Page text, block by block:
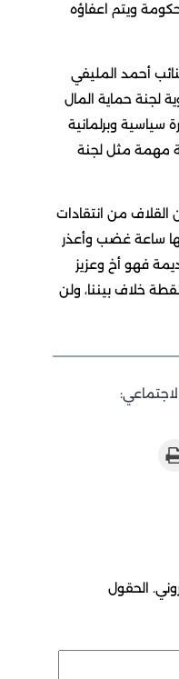
ويتم اعفاؤه
أحمد المليفي
لجنة حماية المال
سياسية وبرلمانية
مهمة مثل لجنة
من انتقادات
ساعة غضب وأعذر
فهو أخ وعزيز
خلاف بيننا، ولن
الحقول